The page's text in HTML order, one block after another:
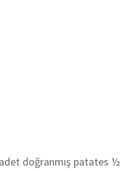
doğranmış patates